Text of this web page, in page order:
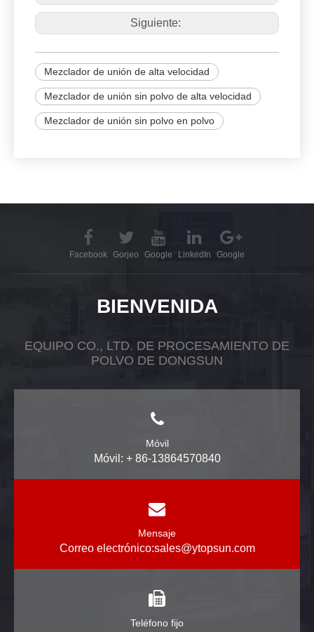
Siguiente:
Mezclador de unión de alta velocidad
Mezclador de unión sin polvo de alta velocidad
Mezclador de unión sin polvo en polvo
Facebook Gorjeo Google LinkedIn Google
BIENVENIDA
EQUIPO CO., LTD. DE PROCESAMIENTO DE
POLVO DE DONGSUN
Móvil
Móvil: + 86-13864570840
Mensaje
Correo electrónico:sales@ytopsun.com
Teléfono fijo